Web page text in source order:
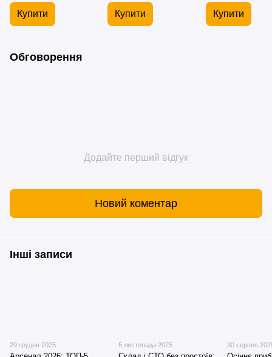
Купити Купити Купити
Обговорення
Додайте перший відгук
Новий коментар
Інші записи
29 грудня 2025 5 листопада 2025 30 серпня